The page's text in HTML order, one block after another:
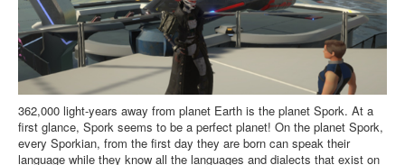
362,000 light-years away from planet Earth is the planet Spork. At a
first glance, Spork seems to be a perfect planet! On the planet Spork,
every Sporkian, from the first day they are born can speak their
language while they know all the languages and dialects that exist on